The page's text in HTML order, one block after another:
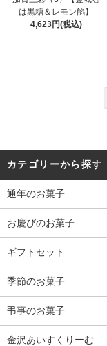
は黒糖＆レモン餡】
4,623円(税込)
カテゴリーから探す
通年のお菓子
お慶びのお菓子
ギフトセット
季節のお菓子
弔事のお菓子
金沢あいすくりーむ